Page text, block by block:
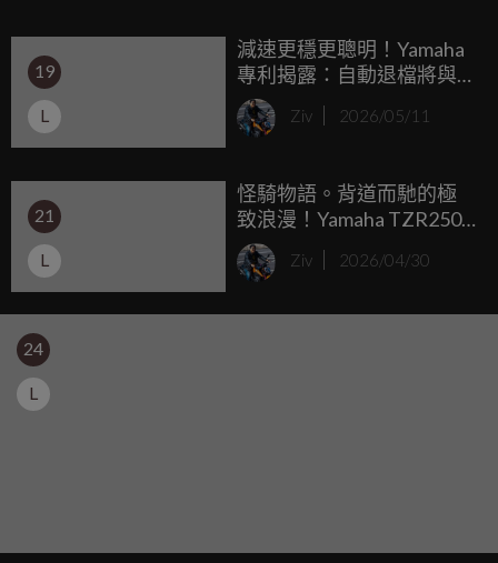
二輪速克達世界中同樣存在，而這一次，點燃騎士心中那股
渴望的，是長年統治台灣本土賽事的代名詞。
19
L
減速更穩更聰明！Yamaha
專利揭露：自動退檔將與
ACC 主動車距巡航深度結
合
Ziv 2026/05/11
21
L
怪騎物語。背道而馳的極
致浪漫！Yamaha TZR250
(3MA) 後方排氣：把
YZR500 的靈魂反轉過來
Ziv 2026/04/30
24
L